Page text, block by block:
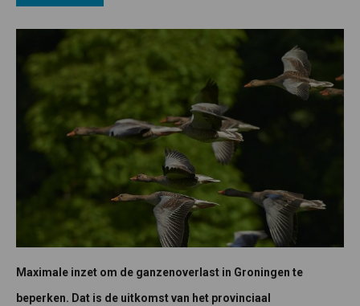
Maximale inzet om de ganzenoverlast in Groningen te
beperken. Dat is de uitkomst van het provinciaal